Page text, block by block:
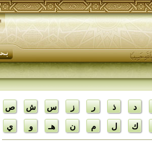
د ذ ر ز س ش ص
ك ل م ن هـ و ي